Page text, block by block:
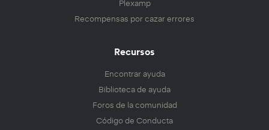
Plexamp
Recompensas por cazar errores
Recursos
Encontrar ayuda
Biblioteca de ayuda
Foros de la comunidad
Código de Conducta